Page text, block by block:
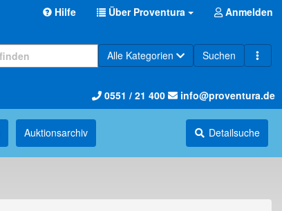
Hilfe Über Proventura Anmelden
Alle Kategorien Suchen
0551 / 21 400 info@proventura.de
Auktions­archiv Detailsuche